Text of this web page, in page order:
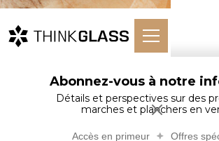
Abonnez-vous à notre
Détails et perspectives sur des
marches et planchers en
Accès en primeur Offres
Accueil
Marches &
Planchers en
verre
Planchers